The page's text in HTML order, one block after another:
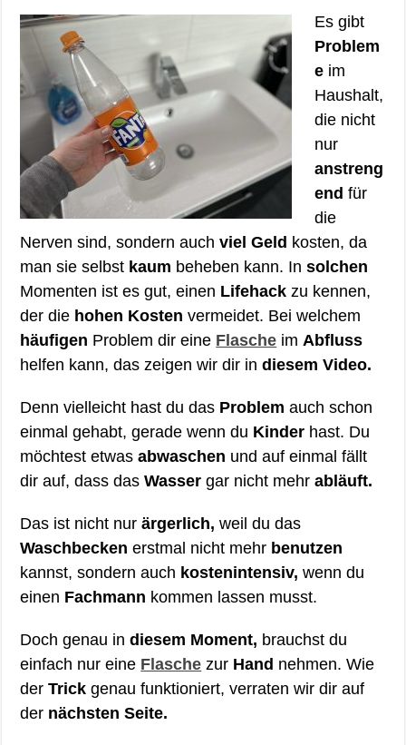
Es gibt
Problem
e im
Haushalt,
die nicht
nur
anstreng
end für
die
Nerven sind, sondern auchviel Geld kosten, da
man sie selbst kaum beheben kann. Insolchen
Momenten ist es gut, einen Lifehack zu kennen,
der die hohen Kosten vermeidet. Bei welchem
häufigen Problem dir eine Flasche im Abfluss
helfen kann, das zeigen wir dir indiesem Video.
Denn vielleicht hast du das Problem auch schon
einmal gehabt, gerade wenn du Kinder hast. Du
möchtest etwasabwaschen und auf einmal fällt
dir auf, dass dasWasser gar nicht mehrabläuft.
Das ist nicht nurärgerlich, weil du das
Waschbecken erstmal nicht mehr benutzen
kannst, sondern auch kostenintensiv, wenn du
einen Fachmann kommen lassen musst.
Doch genau indiesem Moment, brauchst du
einfach nur eine Flasche zur Hand nehmen. Wie
derTrick genau funktioniert, verraten wir dir auf
der nächsten Seite.